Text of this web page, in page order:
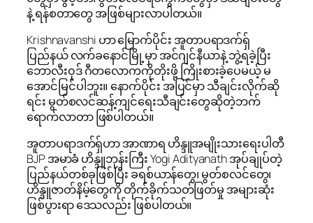
နဲ့ ရန်စတာတွေ အဖြစ်များလာပါတယ်။
Krishnavanshi ဟာ မြောက်ပိုင်း အူတာပရာဒက်ရှ်
ပြည်နယ် လက်ခနောင်မြို့မှာ အင်ဂျင်နီယာနဲ့ ဘွဲ့ရခဲ့ပြီး
ဘောလီး၀ုဒ် ဂီတလောကကိုတိုးဖို့ ကြိုးစားခဲ့ပေမယ့် မ
အောင်မြင်ပါဘူး။ နောက်ပိုင်း အပြင်မှာ သီချင်းလိုက်ဆို
ရင်း မွတ်စလင်ဆန့်ကျင်ရေးသီချင်းတွေဆိုတဲ့ဘက်
ရောက်လာတာ ဖြစ်ပါတယ်။
အူတာပရာဒက်ရှ်ဟာ အာဏာရ ဟိန္ဒူအမျိုးသားရေးပါတီ
BJP အမာခံ ဟိန္ဒူဘုန်းကြီး Yogi Adityanath အုပ်ချုပ်တဲ့
ပြည်နယ်တစ်ခုဖြစ်ပြီး ခရစ်ယာန်တွေ၊ မွတ်စလင်တွေ၊
ဟိန္ဒူဇာတ်နိမ့်တွေကို တိုက်ခိုက်သတ်ဖြတ်မှု အများဆုံး
ဖြစ်ပွားရာ ဒေသလည်း ဖြစ်ပါတယ်။